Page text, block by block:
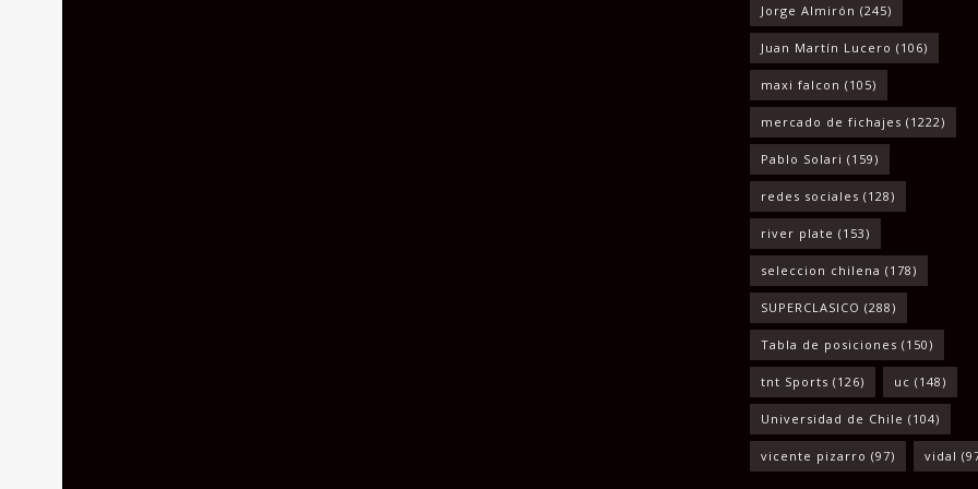
Jorge Almirón (245)
Juan Martín Lucero (106)
maxi falcon (105)
mercado de fichajes (1222)
Pablo Solari (159)
redes sociales (128)
river plate (153)
seleccion chilena (178)
SUPERCLASICO (288)
Tabla de posiciones (150)
tnt Sports (126) uc (148)
Universidad de Chile (104)
vicente pizarro (97) vidal